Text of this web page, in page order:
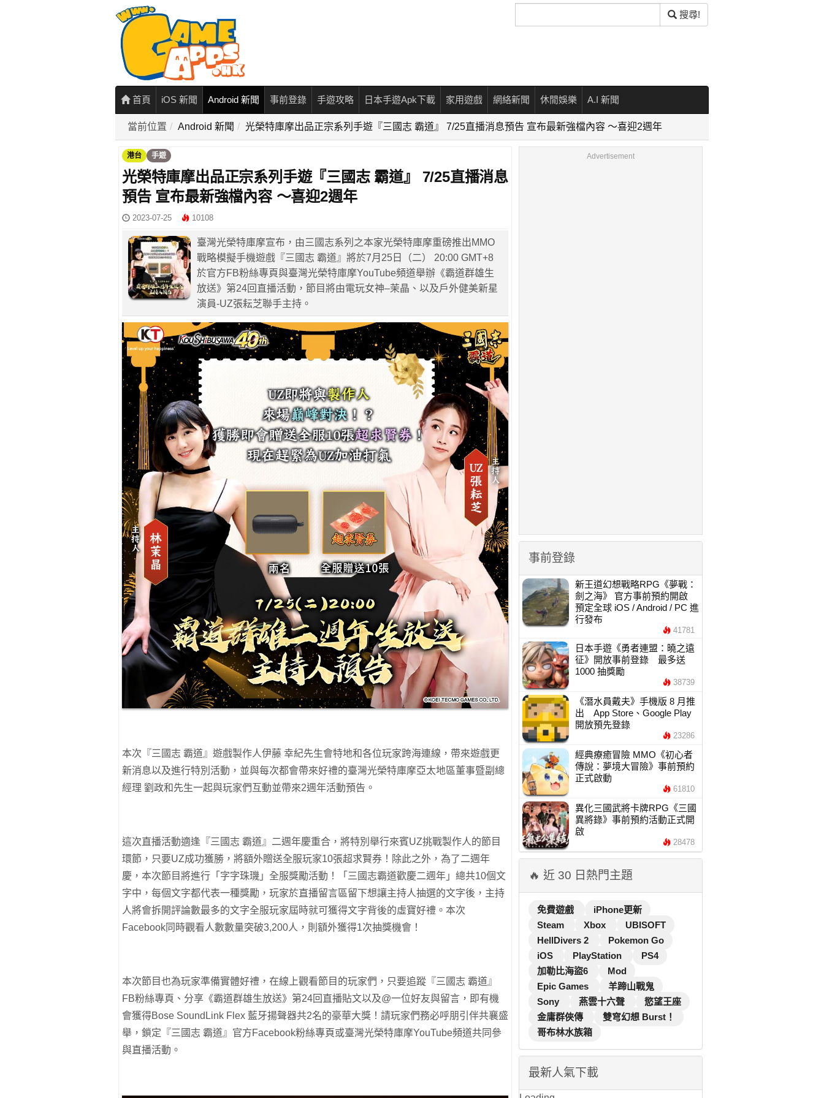
尋
搜尋!
首頁 iOS 新聞 Android 新聞 事前登錄 手遊攻略 日本手遊Apk下載 家用遊戲 網絡新聞 休閒娛樂 A.I 新聞
當前位置 Android 新聞 光榮特庫摩出品正宗系列手遊『三國志 霸道』 7/25直播消息預告 宣布最新強檔內容 ～喜迎2週年
港台 手遊
光榮特庫摩出品正宗系列手遊『三國志 霸道』 7/25直播消息
預告 宣布最新強檔內容 ～喜迎2週年
2023-07-25 10108
臺灣光榮特庫摩宣布，由三國志系列之本家光榮特庫摩重磅推出MMO
戰略模擬手機遊戲『三國志 霸道』將於7月25日（二） 20:00 GMT+8
於官方FB粉絲專頁與臺灣光榮特庫摩YouTube頻道舉辦《霸道群雄生
放送》第24回直播活動，節目將由電玩女神–茉晶、以及戶外健美新星
演員-UZ張耘芝聯手主持。
本次『三國志 霸道』遊戲製作人伊藤 幸紀先生會特地和各位玩家跨海連線，帶來遊戲更
新消息以及進行特別活動，並與每次都會帶來好禮的臺灣光榮特庫摩亞太地區董事暨副總
經理 劉政和先生一起與玩家們互動並帶來2週年活動預告。
這次直播活動適逢『三國志 霸道』二週年慶重合，將特別舉行來賓UZ挑戰製作人的節目
環節，只要UZ成功獲勝，將額外贈送全服玩家10張超求賢券！除此之外，為了二週年
慶，本次節目將進行「字字珠璣」全服獎勵活動！「三國志霸道歡慶二週年」總共10個文
字中，每個文字都代表一種獎勵，玩家於直播留言區留下想讓主持人抽選的文字後，主持
人將會拆開評論數最多的文字全服玩家屆時就可獲得文字背後的虛寶好禮。本次
Facebook同時觀看人數數量突破3,200人，則額外獲得1次抽獎機會！
本次節目也為玩家準備實體好禮，在線上觀看節目的玩家們，只要追蹤『三國志 霸道』
FB粉絲專頁、分享《霸道群雄生放送》第24回直播貼文以及@一位好友與留言，即有機
會獲得Bose SoundLink Flex 藍牙揚聲器共2名的豪華大獎！請玩家們務必呼朋引伴共襄盛
舉，鎖定『三國志 霸道』官方Facebook粉絲專頁或臺灣光榮特庫摩YouTube頻道共同參
與直播活動。
Advertisement
事前登錄
新王道幻想戰略RPG《夢戰：
劍之海》 官方事前預約開啟
預定全球 iOS / Android / PC 進
行發布
41781
日本手遊《勇者連盟：曉之遠
征》開放事前登錄 最多送
1000 抽獎勵
38739
《潛水員戴夫》手機版 8 月推
出 App Store、Google Play
開放預先登錄
23286
經典療癒冒險 MMO《初心者
傳說：夢境大冒險》事前預約
正式啟動
61810
異化三國武將卡牌RPG《三國
異將錄》事前預約活動正式開
啟
28478
🔥 近 30 日熱門主題
免費遊戲
iPhone更新
Steam
Xbox
UBISOFT
HellDivers 2
Pokemon Go
iOS
PlayStation
PS4
加勒比海盜6
Mod
Epic Games
羊蹄山戰鬼
Sony
燕雲十六聲
慾望王座
金庸群俠傳
雙穹幻想 Burst！
哥布林水族箱
最新人氣下載